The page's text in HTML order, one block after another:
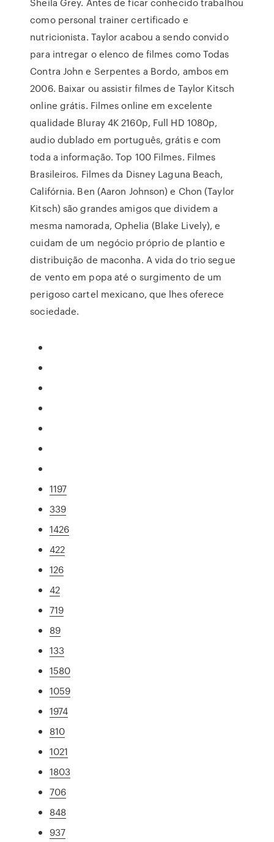
como personal trainer certificado e
nutricionista. Taylor acabou a sendo convido
para intregar o elenco de filmes como Todas
Contra John e Serpentes a Bordo, ambos em
2006. Baixar ou assistir filmes de Taylor Kitsch
online grátis. Filmes online em excelente
qualidade Bluray 4K 2160p, Full HD 1080p,
audio dublado em português, grátis e com
toda a informação. Top 100 Filmes. Filmes
Brasileiros. Filmes da Disney Laguna Beach,
Califórnia. Ben (Aaron Johnson) e Chon (Taylor
Kitsch) são grandes amigos que dividem a
mesma namorada, Ophelia (Blake Lively), e
cuidam de um negócio próprio de plantio e
distribuição de maconha. A vida do trio segue
de vento em popa até o surgimento de um
perigoso cartel mexicano, que lhes oferece
sociedade.
1197
339
1426
422
126
42
719
89
133
1580
1059
1974
810
1021
1803
706
848
937